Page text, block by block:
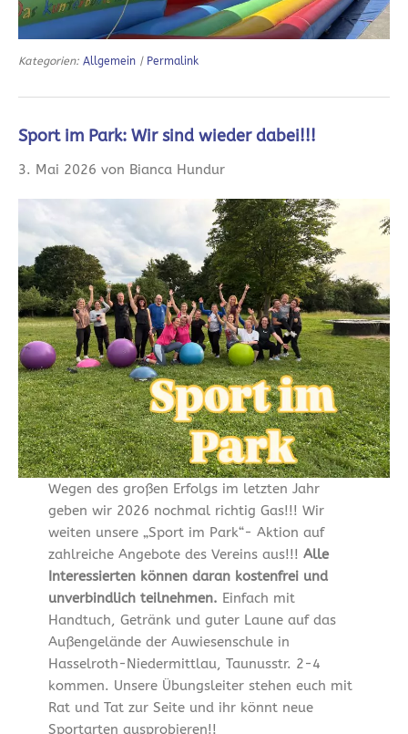
Kategorien: Allgemein | Permalink
Sport im Park: Wir sind wieder dabei!!!
3. Mai 2026 von Bianca Hundur
Wegen des großen Erfolgs im letzten Jahr
geben wir 2026 nochmal richtig Gas!!! Wir
weiten unsere „Sport im Park“- Aktion auf
zahlreiche Angebote des Vereins aus!!! Alle
Interessierten können daran kostenfrei und
unverbindlich teilnehmen. Einfach mit
Handtuch, Getränk und guter Laune auf das
Außengelände der Auwiesenschule in
Hasselroth-Niedermittlau, Taunusstr. 2-4
kommen. Unsere Übungsleiter stehen euch mit
Rat und Tat zur Seite und ihr könnt neue
Sportarten ausprobieren!!